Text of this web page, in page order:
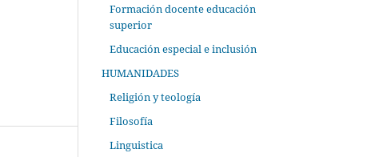
Formación docente educación
superior
Educación especial e inclusión
HUMANIDADES
Religión y teología
Filosofía
Linguistica